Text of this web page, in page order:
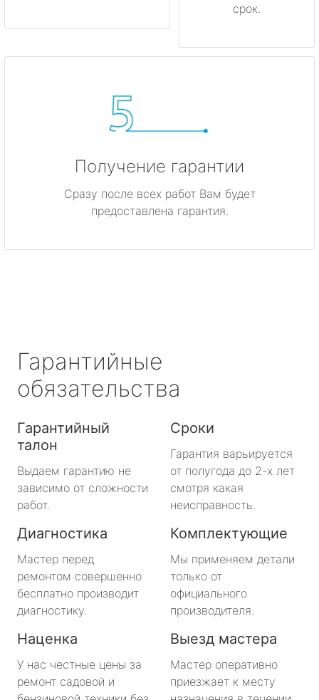
срок.
Получение гарантии
Сразу после всех работ Вам будет
предоставлена гарантия.
Гарантийные
обязательства
Гарантийный
талон
Выдаем гарантию не
зависимо от сложности
работ.
Сроки
Гарантия варьируется
от полугода до 2-х лет
смотря какая
неисправность.
Диагностика
Мастер перед
ремонтом совершенно
бесплатно производит
диагностику.
Комплектующие
Мы применяем детали
только от
официального
производителя.
Наценка
У нас честные цены за
ремонт садовой и
Выезд мастера
Мастер оперативно
приезжает к месту